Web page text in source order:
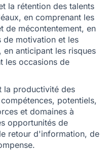
la rétention des talents
en comprenant les
de mécontentement, en
de motivation et les
anticipant les risques
les occasions de
la productivité des
potentiels,
et domaines à
opportunités de
retour d'information, de